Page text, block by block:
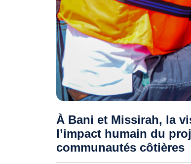
À Bani et Missirah, la
l’impact humain du
communautés côtières